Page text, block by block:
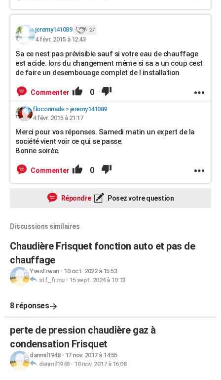
jeremy141089 27
4 févr. 2015 à 12:43
Sa ce nest pas prévisible sauf si votre eau de chauffage
est acide. lors du changement même si sa a un coup cest
de faire un desembouage complet de l installation
Commenter 0
floconnade> jeremy141089
4 févr. 2015 à 21:17
Merci pour vos réponses. Samedi matin un expert de la
société vient voir ce qui se passe.
Bonne soirée.
Commenter 0
Répondre Posez votre question
Discussions similaires
Chaudière Frisquet fonction auto et pas de
chauffage
YvesErwan- 10 oct. 2022 à 15:53
stf_frmu- 15 sept. 2024 à 10:13
8 réponses
perte de pression chaudière gaz à
condensation Frisquet
danmil1948- 17 nov. 2017 à 14:55
danmil1948- 18 nov. 2017 à 16:08